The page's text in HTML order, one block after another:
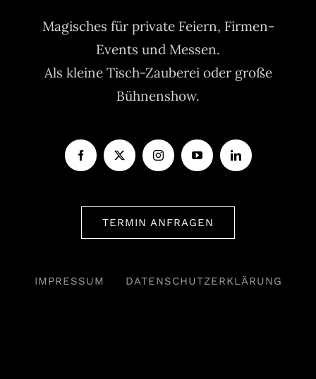
Magisches für private Feiern, Firmen-
Events und Messen.
Als kleine Tisch-Zauberei oder große
Bühnenshow.
TERMIN ANFRAGEN
IMPRESSUM DATENSCHUTZERKLÄRUNG